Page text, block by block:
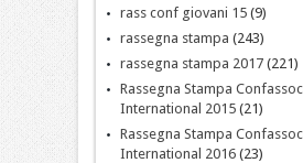
rass conf giovani 15(9)
rassegna stampa (243)
rassegna stampa 2017(221)
Rassegna Stampa
International 2015(21)
Rassegna Stampa
International 2016(23)